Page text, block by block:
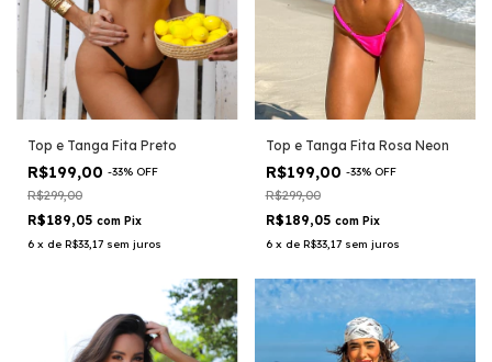
Top e Tanga Fita Preto
R$199,00 -33% OFF
R$299,00
R$189,05 com Pix
6 x de R$33,17 sem juros
Top e Tanga Fita Rosa Neon
R$199,00 -33% OFF
R$299,00
R$189,05 com Pix
6 x de R$33,17 sem juros